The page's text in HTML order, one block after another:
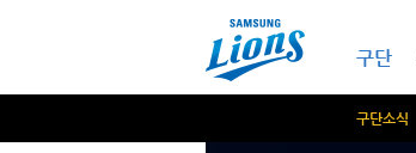
구단
구단소식